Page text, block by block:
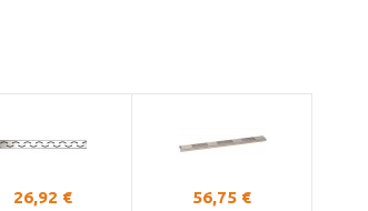
26,92 € 56,75 €